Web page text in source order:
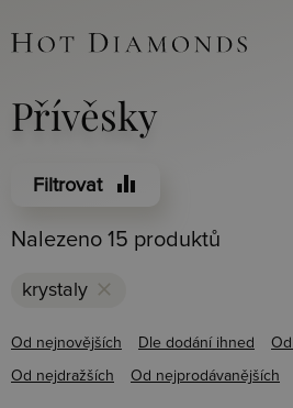
Přívěsky
Filtrovat equalizer
Nalezeno 15 produktů
krystaly clear
Od nejnovějších Dle dodání ihned
Od nejdražších Od nejprodávanějších